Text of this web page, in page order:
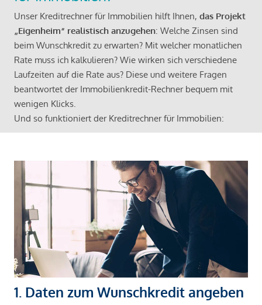
Unser Kreditrechner für Immobilien hilft Ihnen, das Projekt
„Eigenheim“ realistisch anzugehen: Welche Zinsen sind
beim Wunschkredit zu erwarten? Mit welcher monatlichen
Rate muss ich kalkulieren? Wie wirken sich verschiedene
Laufzeiten auf die Rate aus? Diese und weitere Fragen
beantwortet der Immobilienkredit-Rechner bequem mit
wenigen Klicks.
Und so funktioniert der Kreditrechner für Immobilien:
1. Daten zum Wunschkredit angeben